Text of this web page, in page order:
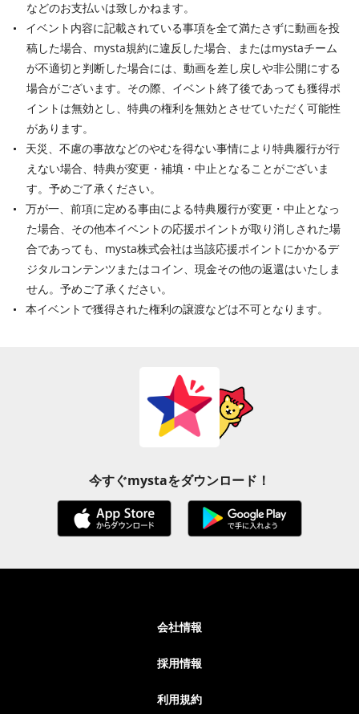
などのお支払いは致しかねます。
イベント内容に記載されている事項を全て満たさずに動画を投
稿した場合、mysta規約に違反した場合、またはmystaチーム
が不適切と判断した場合には、動画を差し戻しや非公開にする
場合がございます。その際、イベント終了後であっても獲得ポ
イントは無効とし、特典の権利を無効とさせていただく可能性
があります。
天災、不慮の事故などのやむを得ない事情により特典履行が行
えない場合、特典が変更・補填・中止となることがございま
す。予めご了承ください。
万が一、前項に定める事由による特典履行が変更・中止となっ
た場合、その他本イベントの応援ポイントが取り消しされた場
合であっても、mysta株式会社は当該応援ポイントにかかるデ
ジタルコンテンツまたはコイン、現金その他の返還はいたしま
せん。予めご了承ください。
本イベントで獲得された権利の譲渡などは不可となります。
今すぐmystaをダウンロード！
会社情報
採用情報
利用規約